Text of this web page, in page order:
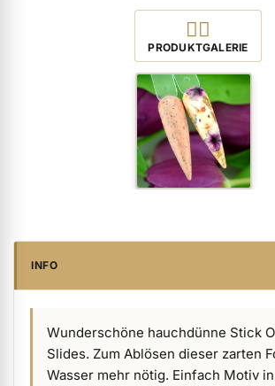
Hand- & Körperpflege anzeigen
Füße & Zehenringe anzeigen
Beauty Accessoires anzeigen
Kundenpräsente anzeigen
PRODUKTGALERIE
INFO
Wunderschöne hauchdünne Stick
Slides. Zum Ablösen dieser zarten
Wasser mehr nötig. Einfach Motiv